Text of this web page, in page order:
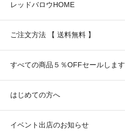
レッドバロウHOME
ご注文方法 【 送料無料 】
すべての商品５％OFFセールします
はじめての方へ
イベント出店のお知らせ